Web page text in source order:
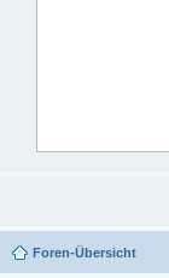
Foren-Übersicht